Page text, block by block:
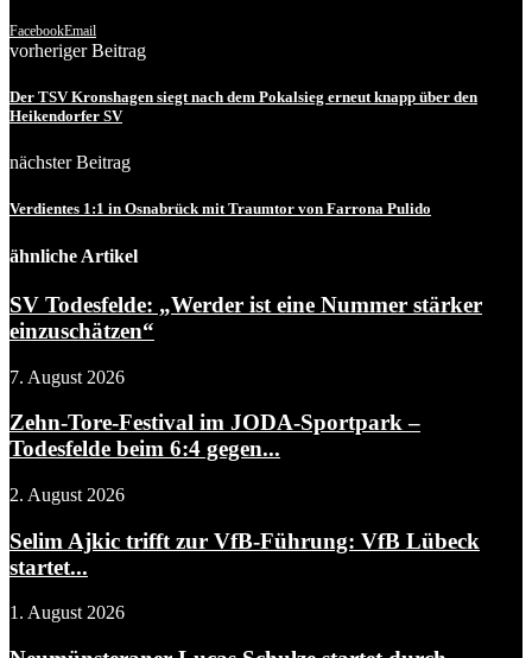
FacebookEmail
vorheriger Beitrag
Der TSV Kronshagen siegt nach dem Pokalsieg erneut knapp über den
Heikendorfer SV
nächster Beitrag
Verdientes 1:1 in Osnabrück mit Traumtor von Farrona Pulido
ähnliche Artikel
SV Todesfelde: „Werder ist eine Nummer stärker
einzuschätzen“
7. August 2026
Zehn-Tore-Festival im JODA-Sportpark –
Todesfelde beim 6:4 gegen...
2. August 2026
Selim Ajkic trifft zur VfB-Führung: VfB Lübeck
startet...
1. August 2026